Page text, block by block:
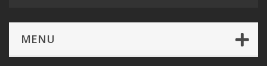
MENU